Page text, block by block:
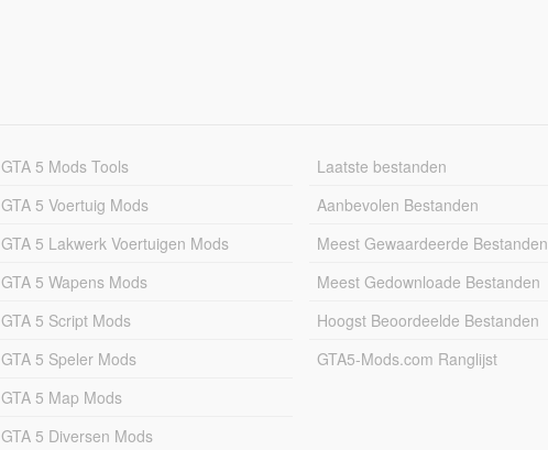
GTA 5 Mods Tools
GTA 5 Voertuig Mods
GTA 5 Lakwerk Voertuigen Mods
GTA 5 Wapens Mods
GTA 5 Script Mods
GTA 5 Speler Mods
GTA 5 Map Mods
GTA 5 Diversen Mods
Laatste bestanden
Aanbevolen Bestanden
Meest Gewaardeerde Bestanden
Meest Gedownloade Bestanden
Hoogst Beoordeelde Bestanden
GTA5-Mods.com Ranglijst